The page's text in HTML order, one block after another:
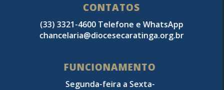
CONTATOS
(33) 3321-4600 Telefone e WhatsApp
chancelaria@diocesecaratinga.org.br
FUNCIONAMENTO
Segunda-feira a Sexta-